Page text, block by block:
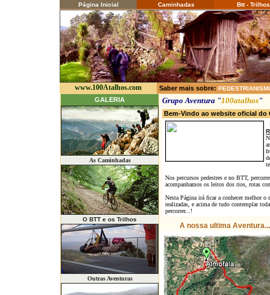
Página Inicial Caminhadas Btt - Trilhos
www.100Atalhos.com Saber mais sobre:
GALERIA
As Caminhadas
O BTT e os Trilhos
Outras Aventuras
Grupo Aventura "100atalhos"
Bem-Vindo ao website oficial do
Nos percursos pedestres e no BTT,
acompanhamos os leitos dos rios, rotas
Nesta Página irá ficar a conhecer melhor
realizadas, e acima de tudo contemplar
percorrer...!
A nossa ultima Aventura...